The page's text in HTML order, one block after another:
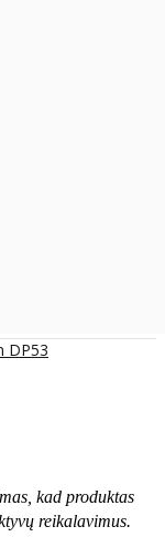
DP53
kad produktas
reikalavimus.